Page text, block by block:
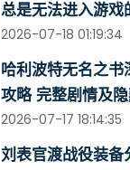
总是无法进入游戏
2026-07-18 01:19:34
哈利波特无名之书
攻略 完整剧情及
2026-07-17 18:14:35
刘表官渡战役装备